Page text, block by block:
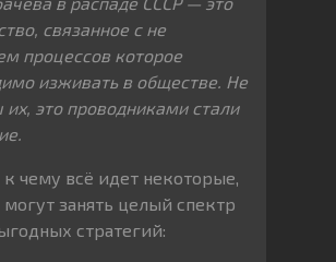
связанное с не
процессов которое
изживать в обществе. Не
это проводниками стали
к чему всё идет некоторые,
занять целый спектр
стратегий: